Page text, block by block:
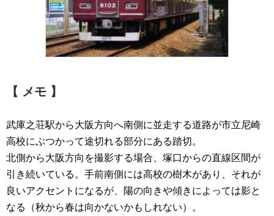
【 メモ 】
武庫之荘駅から大阪方向へ南側に並走する道路が市立尼崎
高校にぶつかって途切れる部分にある踏切。
北側から大阪方向を撮影する場合、塚口からの直線区間が
引き続いている。手前南側には高校の樹木があり、それが
良いアクセントになるが、陽の向きや傾きによっては影と
なる（秋から春は向かないかもしれない）。